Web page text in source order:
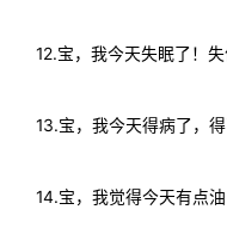
12.宝，我今天失眠了！
13.宝，我今天得病了，
14.宝，我觉得今天有点